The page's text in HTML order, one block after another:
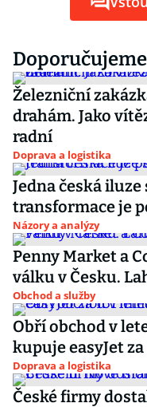
Doporučujeme
Železniční
drahám. Jako
radní
Doprava a logistika
Jedna česká
transformace je
Názory a analýzy
Penny Market a
válku v Česku.
Obchod a služby
Obří obchod v
kupuje easyJet
Doprava a logistika
České firmy